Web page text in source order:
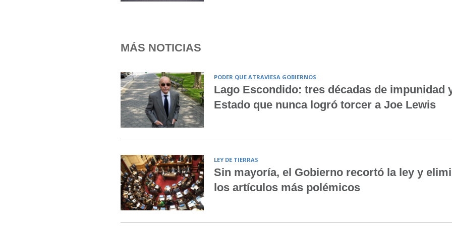
MÁS NOTICIAS
PODER QUE ATRAVIESA GOBIERNOS
Lago Escondido: tres décadas de impunidad
Estado que nunca logró torcer a Joe Lewis
LEY DE TIERRAS
Sin mayoría, el Gobierno recortó la ley y
los artículos más polémicos